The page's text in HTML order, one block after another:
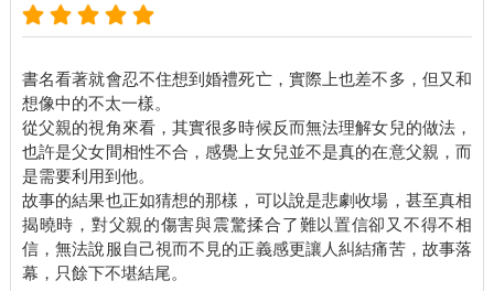
我最後一刻才打來，可是──」 「我會去。」我聲音哽咽，我快
哭了。「我當然願意去。」 「好，沒問題。我們明天會寄請帖—
口，但我哽咽到說不出話。我握緊拳頭，重重搥了胸口三下，不
讓自己嚎啕大哭。好了，法蘭克。冷靜點！你是小孩子嗎！
「爸？你還在嗎？」 「跟我說艾登的事，」我問：「我未來的女
婿。妳在哪認識他的？」 「在一場扮裝派對上。萬聖節的時候。
我打扮成潘恩，《辦公室風雲》Π你知道嗎？艾登打扮成吉姆。
所以他一出現，大家都要我們站在一起。我們開始演劇中的場
景，他模仿得維妙維肖。」 我無法專心聽她說，因為我忙著算日
子。「你們是去年萬聖節認識的？六個月前？」 「但我感覺自己
像認識他一輩子了。有時聊天，我發誓他能讀到我的想法。彷彿
書名看著就會忍不住想到婚禮死亡，實際上也差不多，但又和
想像中的不太一樣。
從父親的視角來看，其實很多時候反而無法理解女兒的做法，
也許是父女間相性不合，感覺上女兒並不是真的在意父親，而
是需要利用到他。
故事的結果也正如猜想的那樣，可以說是悲劇收場，甚至真相
揭曉時，對父親的傷害與震驚揉合了難以置信卻又不得不相
信，無法說服自己視而不見的正義感更讓人糾結痛苦，故事落
幕，只餘下不堪結尾。